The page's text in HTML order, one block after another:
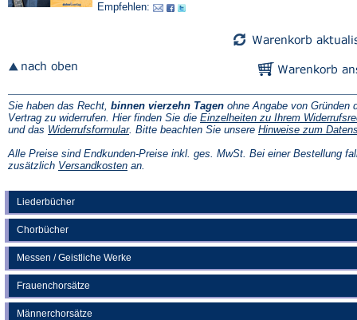
Liederbücher
Chorbücher
Messen / Geistliche Werke
Frauenchorsätze
Männerchorsätze
Empfehlen:
Sie haben das Recht, binnen vierzehn Tagen ohne Angabe von Gründen
Vertrag zu widerrufen. Hier finden Sie die Einzelheiten zu Ihrem
und das Widerrufsformular(Öffnet
einem
neuen
. Bitte beachten Sie unsere Hinweise zum
Alle Preise sind Endkunden-Preise inkl. ges. MwSt. Bei einer Bestellung
zusätzlich Versandkosten(Öffnet
an.